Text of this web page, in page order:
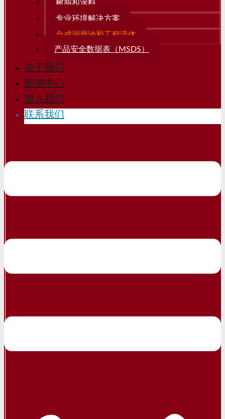
树脂和涂料
专业环境解决方案
合成润滑油和工程流体
产品安全数据表（MSDS）
关于我们
新闻中心
加入我们
联系我们